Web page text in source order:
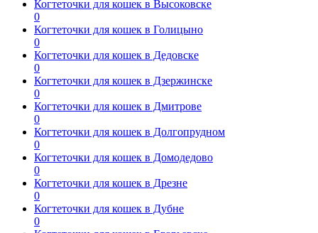
Когтеточки для кошек в Высоковске
0
Когтеточки для кошек в Голицыно
0
Когтеточки для кошек в Дедовске
0
Когтеточки для кошек в Дзержинске
0
Когтеточки для кошек в Дмитрове
0
Когтеточки для кошек в Долгопрудном
0
Когтеточки для кошек в Домодедово
0
Когтеточки для кошек в Дрезне
0
Когтеточки для кошек в Дубне
0